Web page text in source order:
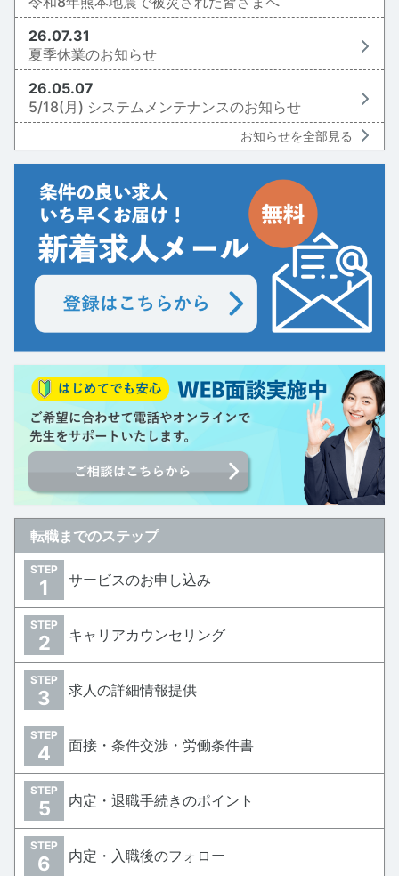
26.07.31
夏季休業のお知らせ
26.05.07
5/18(月) システムメンテナンスのお知らせ
お知らせを全部見る
転職までのステップ
STEP
1 サービスのお申し込み
STEP
2 キャリアカウンセリング
STEP
3 求人の詳細情報提供
STEP
4 面接・条件交渉・労働条件書
STEP
5 内定・退職手続きのポイント
STEP
6 内定・入職後のフォロー